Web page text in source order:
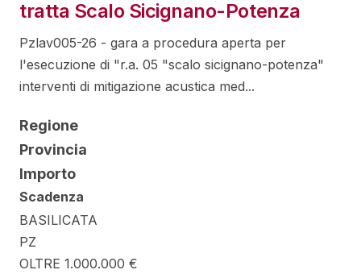
tratta Scalo Sicignano-Potenza
Pzlav005-26 - gara a procedura aperta per
l'esecuzione di "r.a. 05 "scalo sicignano-potenza"
interventi di mitigazione acustica med...
Regione
Provincia
Importo
Scadenza
BASILICATA
PZ
OLTRE 1.000.000 €